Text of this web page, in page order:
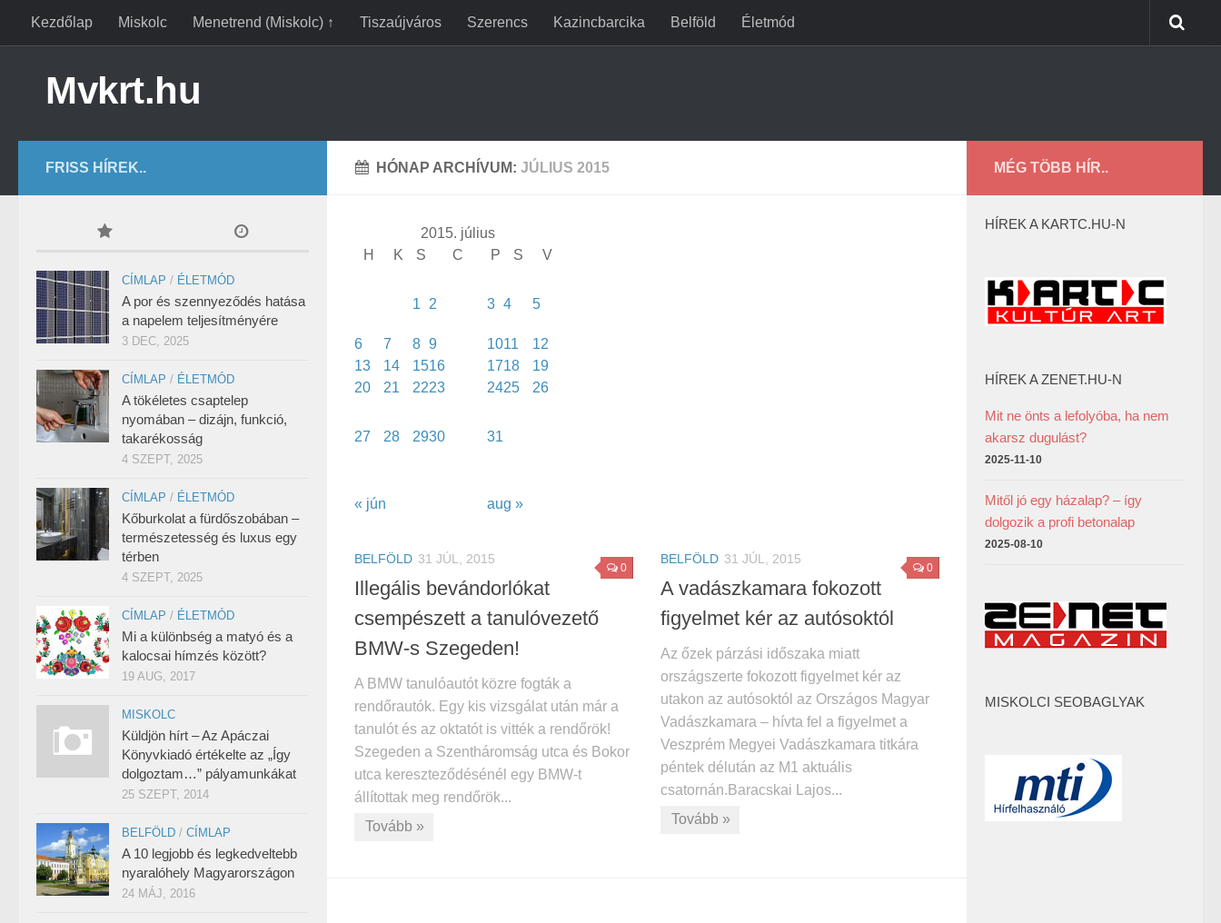
Kezdőlap Miskolc Menetrend (Miskolc) ↑ Tiszaújváros Szerencs Kazincbarcika Belföld Életmód
Mvkrt.hu
HÓNAP ARCHÍVUM: JÚLIUS 2015
2015. július
H
K S C P S V
« jún aug »
1 2 3 4 5
6 7 8 9 1011
12
13
14 1516 1718
19
20
21 2223 2425 26
27 28 2930 31
0
BELFÖLD 31 JÚL, 2015
Illegális bevándorlókat
csempészett a tanulóvezető
BMW-s Szegeden!
A BMW tanulóautót közre fogták a
rendőrautók. Egy kis vizsgálat után már a
tanulót és az oktatót is vitték a rendőrök!
Szegeden a Szentháromság utca és Bokor
utca kereszteződésénél egy BMW-t
állítottak meg rendőrök...
Tovább »
0
BELFÖLD 31 JÚL, 2015
A vadászkamara fokozott
figyelmet kér az autósoktól
Az őzek párzási időszaka miatt
országszerte fokozott figyelmet kér az
utakon az autósoktól az Országos Magyar
Vadászkamara – hívta fel a figyelmet a
Veszprém Megyei Vadászkamara titkára
péntek délután az M1 aktuális
csatornán.Baracskai Lajos...
Tovább »
FRISS HÍREK..
CÍMLAP / ÉLETMÓD
A por és szennyeződés hatása
a napelem teljesítményére
3 DEC, 2025
CÍMLAP / ÉLETMÓD
A tökéletes csaptelep
nyomában – dizájn, funkció,
takarékosság
4 SZEPT, 2025
CÍMLAP / ÉLETMÓD
Kőburkolat a fürdőszobában –
természetesség és luxus egy
térben
4 SZEPT, 2025
CÍMLAP / ÉLETMÓD
Mi a különbség a matyó és a
kalocsai hímzés között?
19 AUG, 2017
MISKOLC
Küldjön hírt – Az Apáczai
Könyvkiadó értékelte az „Így
dolgoztam…” pályamunkákat
25 SZEPT, 2014
BELFÖLD / CÍMLAP
A 10 legjobb és legkedveltebb
nyaralóhely Magyarországon
24 MÁJ, 2016
MÉG TÖBB HÍR..
HÍREK A KARTC.HU-N
HÍREK A ZENET.HU-N
Mit ne önts a lefolyóba, ha nem
akarsz dugulást?
2025-11-10
Mitől jó egy házalap? – így
dolgozik a profi betonalap
2025-08-10
MISKOLCI SEOBAGLYAK